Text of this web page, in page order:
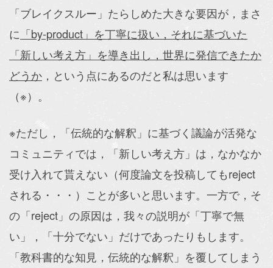
「ブレイクスルー」たらしめた大きな要因が，まさ
に 「by-product」を丁寧に扱い，それに基づいた
「新しい考え方」を導き出し，世界に発信できたか
どうか ，という点にあるのだと私は思います
（※）。
※ただし，「伝統的な解釈」に基づく議論が活発な
コミュニティでは，「新しい考え方」は，なかなか
受け入れて貰えない（何度論文を投稿してもreject
される・・・）ことが多いと思います。一方で，そ
の「reject」の原因は，我々の説明が「丁寧で無
い」，「十分でない」だけであったりもします。
「教科書的な知見，伝統的な解釈」を覆してしまう